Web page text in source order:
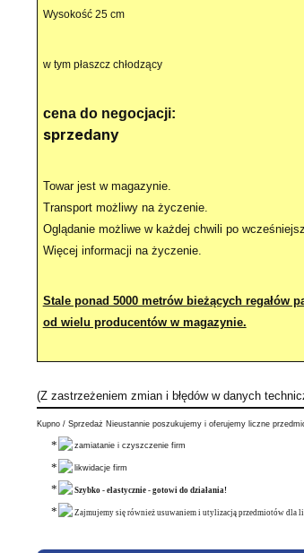
Wysokość 25 cm
w tym płaszcz chłodzący
cena do negocjacji:
sprzedany
Towar jest w magazynie.
Transport możliwy na życzenie.
Oglądanie możliwe w każdej chwili po
Więcej informacji na życzenie.
Stale ponad 5000 metrów bieżących regałów
od wielu producentów w magazynie.
(Z zastrzeżeniem zmian i błędów w danych
Kupno / Sprzedaż Nieustannie poszukujemy i oferujemy liczne
zamiatanie i czyszczenie firm
likwidacje firm
Szybko - elastycznie - gotowi do działania!
Zajmujemy się również usuwaniem i utylizacją przedmiotów dla